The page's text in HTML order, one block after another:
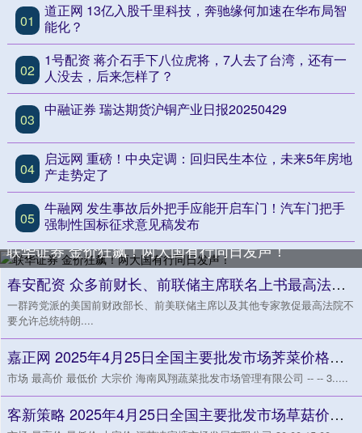
01
道正网 13亿入股千里科技，奔驰缘何加速在华布局智
能化？
02
1号配资 蒋介石手下八位虎将，7人去了台湾，还有一
人没去，后来怎样了？
03
中融证券 瑞达期货沪铜产业日报20250429
04
启远网 重磅！中央定调：回归民生本位，未来5年房地
产走势定了
05
牛融网 发生事故后外把手应能开启车门！汽车门把手
强制性国标征求意见稿发布
联华证券 金价狂飙！两大国有行同日发声！
春安配资 众多前财长、前联储主席联名上书最高法院 反对特朗普解雇美联储库克
一群跨党派的美国前财政部长、前美联储主席以及其他专家敦促最高法院不
要允许总统特朗....
嘉正网 2025年4月25日全国主要批发市场荠菜价格行情
市场 最高价 最低价 大宗价 海南凤翔蔬菜批发市场管理有限公司 -- -- 3.....
客新策略 2025年4月25日全国主要批发市场草菇价格行情